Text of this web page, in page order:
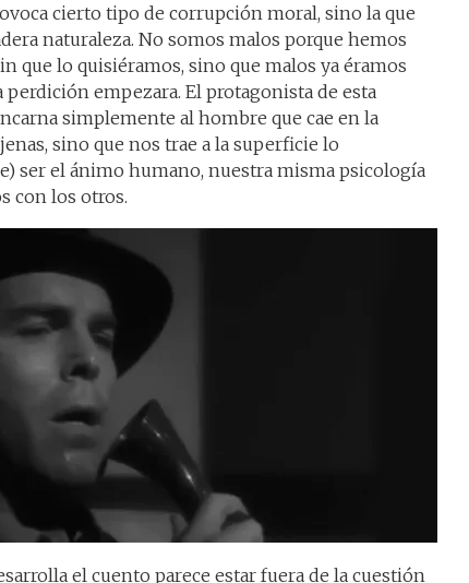
cierto tipo de corrupción moral, sino la que
naturaleza. No somos malos porque hemos
que lo quisiéramos, sino que malos ya éramos
perdición empezara. El protagonista de esta
simplemente al hombre que cae en la
sino que nos trae a la superficie lo
ser el ánimo humano, nuestra misma psicología
con los otros.
el cuento parece estar fuera de la cuestión